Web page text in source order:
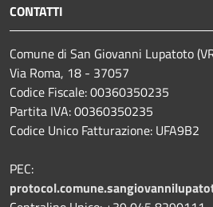
CONTATTI
Comune di San Giovanni Lupatoto
Via Roma, 18 - 37057
Codice Fiscale: 00360350235
Partita IVA: 00360350235
Codice Unico Fatturazione: UFA9B2
PEC: